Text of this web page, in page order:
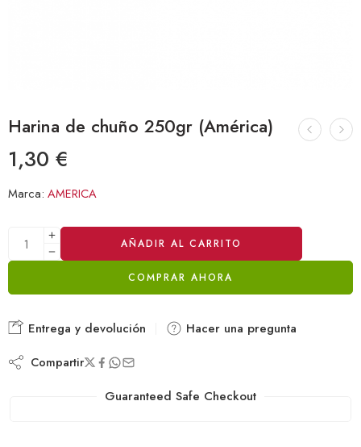
Harina de chuño 250gr (América)
1,30 €
Marca: AMERICA
AÑADIR AL CARRITO
COMPRAR AHORA
Alternative:
Entrega y devolución Hacer una pregunta
Compartir
Guaranteed Safe Checkout